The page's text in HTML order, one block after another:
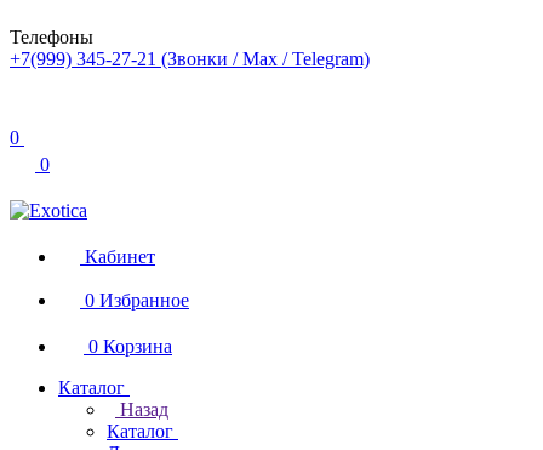
Телефоны
+7(999) 345-27-21 (Звонки / Max / Telegram)
0
0
Кабинет
0 Избранное
0 Корзина
Каталог
Назад
Каталог